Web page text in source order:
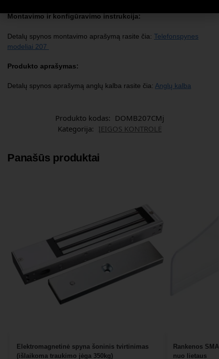
Montavimo ir konfigūravimo instrukcija:
Detalų spynos montavimo aprašymą rasite čia: Telefonspynes
modeliai 207
Produkto aprašymas:
Detalų spynos aprašymą anglų kalba rasite čia: Anglų kalba
Produkto kodas: DOMB207CMj
Kategorija: ĮEIGOS KONTROLĖ
Panašūs produktai
Elektromagnetinė spyna šoninis tvirtinimas
(išlaikoma traukimo jėga 350kg)
Rankenos
nuo lietaus